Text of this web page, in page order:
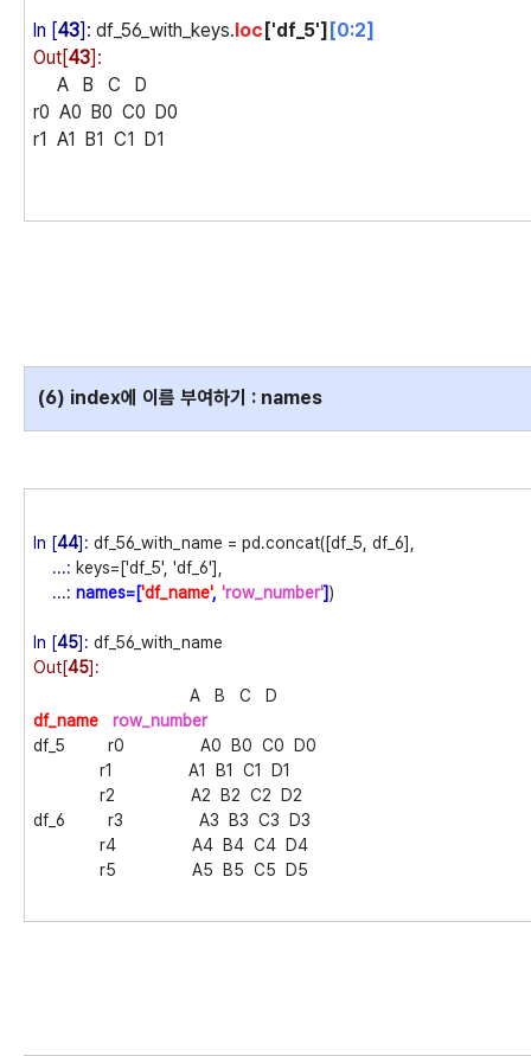
In [43]: df_56_with_keys.loc['df_5'] [0:2]
Out[43]:
A B C D
r0 A0 B0 C0 D0
r1 A1 B1 C1 D1
(6) index에 이름 부여하기 : names
In [44]: df_56_with_name = pd.concat([df_5, df_6],
...: keys=['df_5', 'df_6'],
...: names=['df_name', 'row_number'])
In [45]: df_56_with_name
Out[45]:
A B C D
df_name
row_number
df_5 r0 A0 B0 C0 D0
r1 A1 B1 C1 D1
r2 A2 B2 C2 D2
df_6 r3 A3 B3 C3 D3
r4 A4 B4 C4 D4
r5 A5 B5 C5 D5